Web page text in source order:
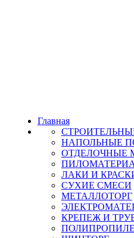
Главная
НАПОЛЬНЫЕ
ОТДЕЛОЧНЫЕ
ЛАКИ И
СУХИЕ СМЕСИ
МЕТАЛЛОТОРГ
КРЕПЕЖ И